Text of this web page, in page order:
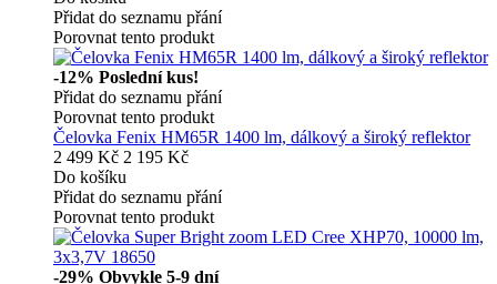
Přidat do seznamu přání
Porovnat tento produkt
-12% Poslední kus!
Přidat do seznamu přání
Porovnat tento produkt
Čelovka Fenix HM65R 1400 lm, dálkový a široký reflektor
2 499 Kč 2 195 Kč
Do košíku
Přidat do seznamu přání
Porovnat tento produkt
-29% Obvykle 5-9 dní